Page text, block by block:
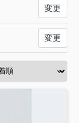
変更
変更